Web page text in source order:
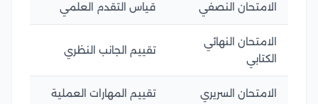
الامتحان النصفي قياس التقدم العلمي
الامتحان النهائي
الكتابي
تقييم الجانب النظري
الامتحان السريري تقييم المهارات العملية